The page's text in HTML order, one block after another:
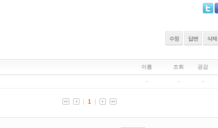
수정 답변 삭제